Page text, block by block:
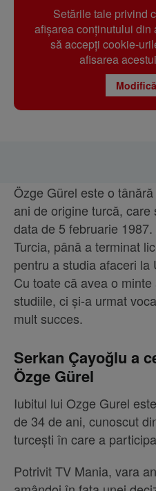
Setările tale privind
afișarea conținutului din
să accepți cookie-
afisarea
Özge Gürel este o
ani de origine turcă,
data de 5 februarie
Turcia, până a terminat
pentru a studia afaceri la
Cu toate că avea o
studiile, ci și-a urmat
mult succes.
Serkan Çayoğlu a
Özge Gürel
Iubitul lui Ozge Gurel
de 34 de ani, cunoscut
turcești în care a
Potrivit TV Mania, vara